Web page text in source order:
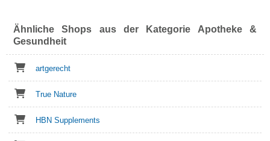
Ähnliche Shops aus der Kategorie Apotheke &
Gesundheit
artgerecht
True Nature
HBN Supplements